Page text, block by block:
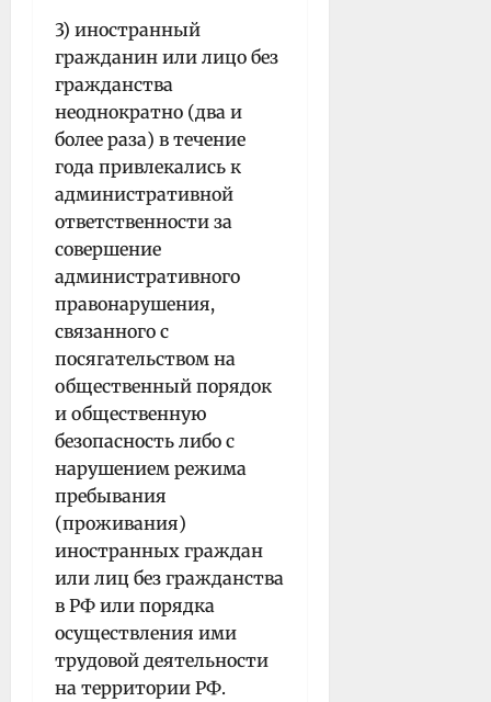
3) иностранный
гражданин или лицо без
гражданства
неоднократно (два и
более раза) в течение
года привлекались к
административной
ответственности за
совершение
административного
правонарушения,
связанного с
посягательством на
общественный порядок
и общественную
безопасность либо с
нарушением режима
пребывания
(проживания)
иностранных граждан
или лиц без гражданства
в РФ или порядка
осуществления ими
трудовой деятельности
на территории РФ.